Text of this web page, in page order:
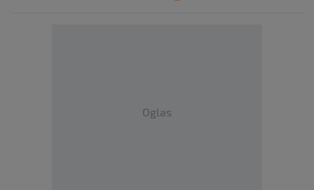
Oglas